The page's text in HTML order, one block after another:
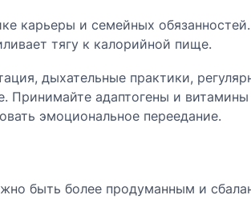
карьеры и семейных
тягу к калорийной пище.
дыхательные практики,
Принимайте адаптогены и
эмоциональное переедание.
быть более продуманным и